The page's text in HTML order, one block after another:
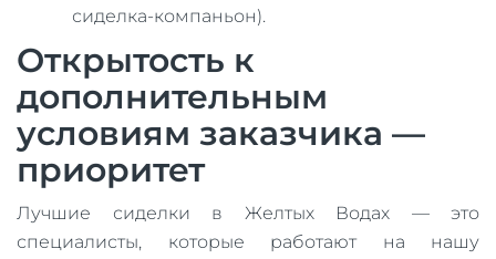
сиделка-компаньон).
Открытость к
дополнительным
условиям заказчика —
приоритет
Лучшие сиделки в Желтых Водах — это
специалисты, которые работают на нашу